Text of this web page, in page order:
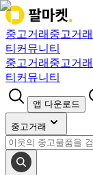
중고거래 중고거래
티 커뮤니티
중고거래 중고거래
티 커뮤니티
앱 다운로드
중고거래